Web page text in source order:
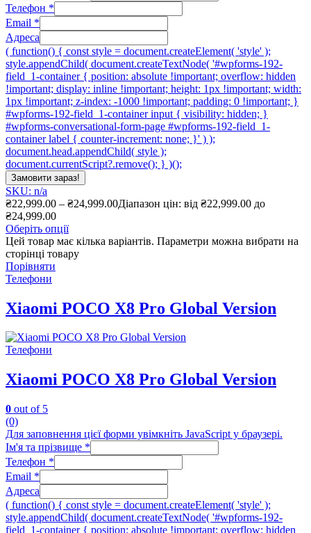
Телефон *
Email *
Адреса
( function() { const style = document.createElement( 'style' );
style.appendChild( document.createTextNode( '#wpforms-192-
field_1-container { position: absolute !important; overflow: hidden
!important; display: inline !important; height: 1px !important; width:
1px !important; z-index: -1000 !important; padding: 0 !important; }
#wpforms-192-field_1-container input { visibility: hidden; }
#wpforms-conversational-form-page #wpforms-192-field_1-
container label { counter-increment: none; }' ) );
document.head.appendChild( style );
document.currentScript?.remove(); } )();
Замовити зараз!
SKU: n/a
₴22,999.00 – ₴24,999.00Діапазон цін: від ₴22,999.00 до
₴24,999.00
Оберіть опції
Цей товар має кілька варіантів. Параметри можна вибрати на
сторінці товару
Порівняти
Телефони
Xiaomi POCO X8 Pro Global Version
Телефони
Xiaomi POCO X8 Pro Global Version
0 out of 5
(0)
Для заповнення цієї форми увімкніть JavaScript у браузері.
Ім'я та прізвище *
Телефон *
Email *
Адреса
( function() { const style = document.createElement( 'style' );
style.appendChild( document.createTextNode( '#wpforms-192-
field_1-container { position: absolute !important; overflow: hidden